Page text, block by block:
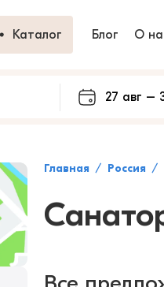
Каталог Блог О
Главная Россия